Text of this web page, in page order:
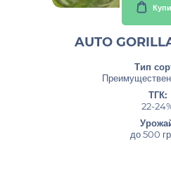
AUTO
Тип
ТГК:
22-
до 500